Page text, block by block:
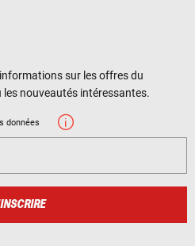
sur les offres du
nouveautés intéressantes.
données